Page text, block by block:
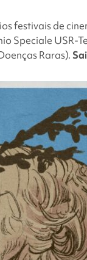
festivais de
Speciale USR-
Raras).